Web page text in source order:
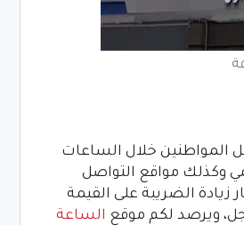
المواطنين خلال الساعات
وكذلك مواقع التواصل
زيادة الضريبة على القيمة
ويرصد لكم موقع الساعة